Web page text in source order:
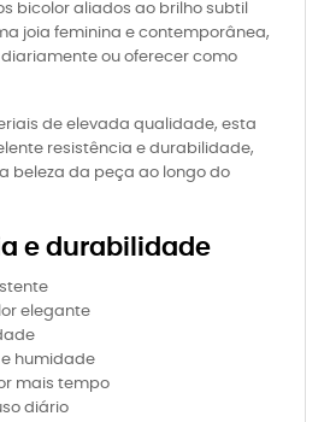
bicolor aliados ao brilho subtil
joia feminina e contemporânea,
ou oferecer como
de elevada qualidade, esta
resistência e durabilidade,
beleza da peça ao longo do
e durabilidade
elegante
humidade
mais tempo
diário